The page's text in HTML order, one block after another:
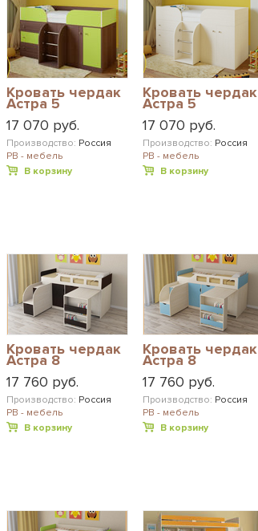
Кровать чердак
Астра 5
17 070 руб.
Производство: Россия
РВ - мебель
В корзину
Кровать чердак
Астра 5
17 070 руб.
Производство: Россия
РВ - мебель
В корзину
Кровать чердак
Астра 8
17 760 руб.
Производство: Россия
РВ - мебель
В корзину
Кровать чердак
Астра 8
17 760 руб.
Производство: Россия
РВ - мебель
В корзину